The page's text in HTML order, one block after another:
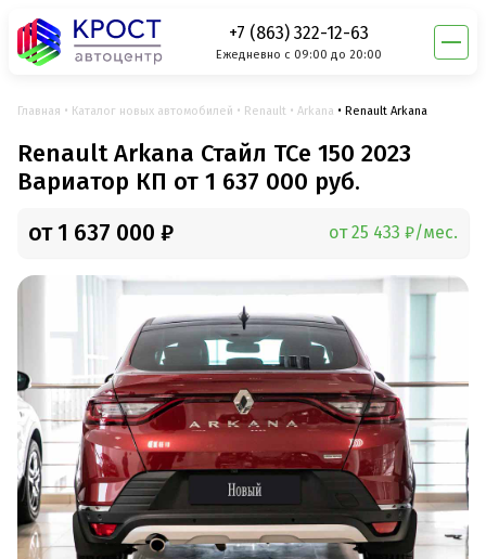
+7 (863) 322-12-63
Ежедневно с 09:00 до 20:00
Главная Каталог новых автомобилей Renault Arkana Renault Arkana
Renault Arkana Стайл TCe 150 2023
Вариатор КП от 1 637 000 руб.
от 1 637 000 ₽ от 25 433 ₽/мес.